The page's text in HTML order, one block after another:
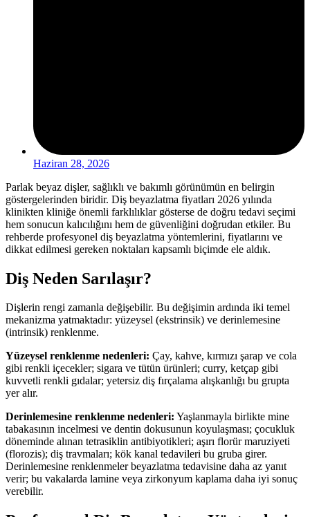
Haziran 28, 2026
Parlak beyaz dişler, sağlıklı ve bakımlı görünümün en belirgin
göstergelerinden biridir. Diş beyazlatma fiyatları 2026 yılında
klinikten kliniğe önemli farklılıklar gösterse de doğru tedavi seçimi
hem sonucun kalıcılığını hem de güvenliğini doğrudan etkiler. Bu
rehberde profesyonel diş beyazlatma yöntemlerini, fiyatlarını ve
dikkat edilmesi gereken noktaları kapsamlı biçimde ele aldık.
Diş Neden Sarılaşır?
Dişlerin rengi zamanla değişebilir. Bu değişimin ardında iki temel
mekanizma yatmaktadır: yüzeysel (ekstrinsik) ve derinlemesine
(intrinsik) renklenme.
Yüzeysel renklenme nedenleri: Çay, kahve, kırmızı şarap ve cola
gibi renkli içecekler; sigara ve tütün ürünleri; curry, ketçap gibi
kuvvetli renkli gıdalar; yetersiz diş fırçalama alışkanlığı bu grupta
yer alır.
Derinlemesine renklenme nedenleri: Yaşlanmayla birlikte mine
tabakasının incelmesi ve dentin dokusunun koyulaşması; çocukluk
döneminde alınan tetrasiklin antibiyotikleri; aşırı florür maruziyeti
(florozis); diş travmaları; kök kanal tedavileri bu gruba girer.
Derinlemesine renklenmeler beyazlatma tedavisine daha az yanıt
verir; bu vakalarda lamine veya zirkonyum kaplama daha iyi sonuç
verebilir.